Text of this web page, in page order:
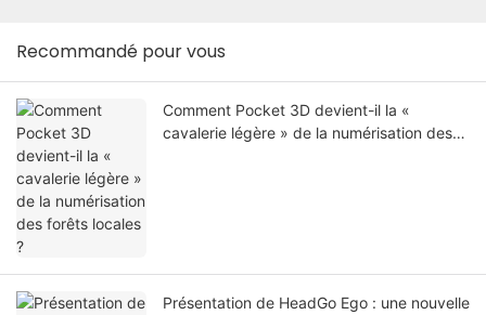
Recommandé pour vous
Comment Pocket 3D devient-il la «
cavalerie légère » de la numérisation des
Présentation de HeadGo Ego : une nouvelle